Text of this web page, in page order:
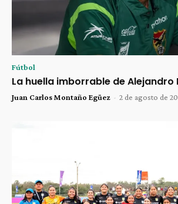
Fútbol
La huella imborrable de Alejandro
Juan Carlos Montaño Egüez - 2 de agosto de